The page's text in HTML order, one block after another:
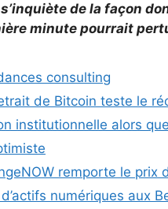
de la façon
minute pourrait
consulting
de Bitcoin teste le
institutionnelle alors
remporte le prix
numériques aux